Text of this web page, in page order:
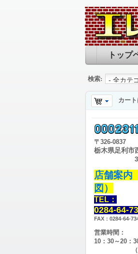
トップ
検索:
カート
〒 326-0837
栃木県足利市
店舗案内
図）
TEL：
0284-64-
FAX：0284-64-
営業時間：
10：30～20：
（不